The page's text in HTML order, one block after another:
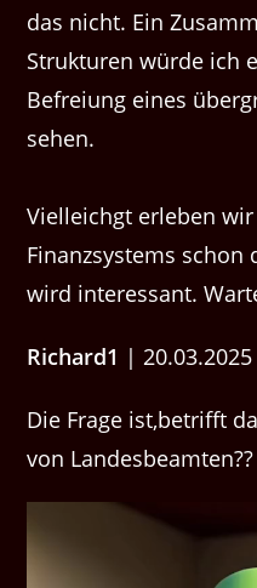
das nicht. Ein
Strukturen würde ich
Befreiung eines
sehen.
Vielleichgt erleben
Finanzsystems schon
wird interessant.
Richard1 | 20.03.2025
Die Frage ist,betrifft
von Landesbeamten??